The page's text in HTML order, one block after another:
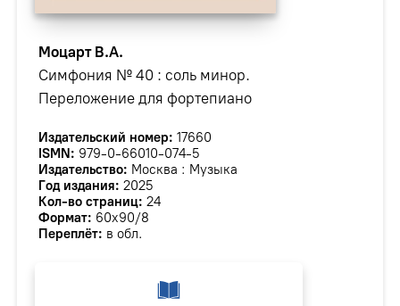
Моцарт В.А.
Симфония № 40 : соль минор.
Переложение для фортепиано
Издательский номер: 17660
ISMN: 979-0-66010-074-5
Издательство: Москва : Музыка
Год издания: 2025
Кол-во страниц: 24
Формат: 60х90/8
Переплёт: в обл.